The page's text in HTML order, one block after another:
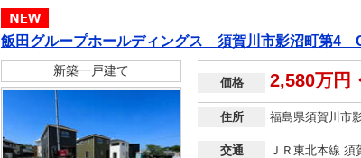
飯田グループホールディングス 須賀川市影
新築一戸建て
価格 2,580万円
住所 福島県須賀川市
交通
ＪＲ東北本線 須